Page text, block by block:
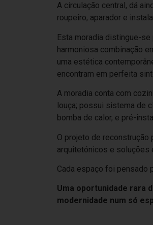
A circulação central, dá
roupeiro, aparador e
Esta moradia distingue-
harmoniosa combinação
uma estética
encontram em perfeita
A moradia conta com
louça; possui sistema de
bomba de calor, e pré-
O projeto de
arquitetónicos e soluções
Cada espaço foi pensado
Uma oportunidade rara
modernidade num só